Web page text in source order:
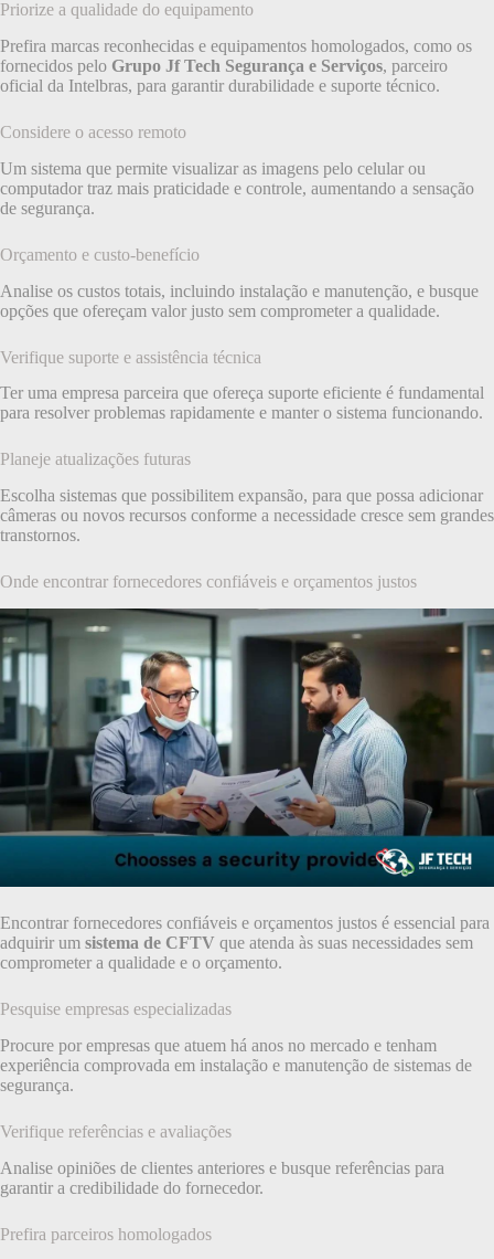
Priorize a qualidade do equipamento
Prefira marcas reconhecidas e equipamentos homologados, como os
fornecidos pelo Grupo Jf Tech Segurança e Serviços, parceiro
oficial da Intelbras, para garantir durabilidade e suporte técnico.
Considere o acesso remoto
Um sistema que permite visualizar as imagens pelo celular ou
computador traz mais praticidade e controle, aumentando a sensação
de segurança.
Orçamento e custo-benefício
Analise os custos totais, incluindo instalação e manutenção, e busque
opções que ofereçam valor justo sem comprometer a qualidade.
Verifique suporte e assistência técnica
Ter uma empresa parceira que ofereça suporte eficiente é fundamental
para resolver problemas rapidamente e manter o sistema funcionando.
Planeje atualizações futuras
Escolha sistemas que possibilitem expansão, para que possa adicionar
câmeras ou novos recursos conforme a necessidade cresce sem grandes
transtornos.
Onde encontrar fornecedores confiáveis e orçamentos justos
Encontrar fornecedores confiáveis e orçamentos justos é essencial para
adquirir um sistema de CFTV que atenda às suas necessidades sem
comprometer a qualidade e o orçamento.
Pesquise empresas especializadas
Procure por empresas que atuem há anos no mercado e tenham
experiência comprovada em instalação e manutenção de sistemas de
segurança.
Verifique referências e avaliações
Analise opiniões de clientes anteriores e busque referências para
garantir a credibilidade do fornecedor.
Prefira parceiros homologados